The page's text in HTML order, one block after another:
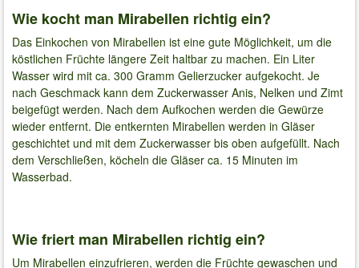
Wie kocht man Mirabellen richtig ein?
Das Einkochen von Mirabellen ist eine gute Möglichkeit, um die
köstlichen Früchte längere Zeit haltbar zu machen. Ein Liter
Wasser wird mit ca. 300 Gramm Gelierzucker aufgekocht. Je
nach Geschmack kann dem Zuckerwasser Anis, Nelken und Zimt
beigefügt werden. Nach dem Aufkochen werden die Gewürze
wieder entfernt. Die entkernten Mirabellen werden in Gläser
geschichtet und mit dem Zuckerwasser bis oben aufgefüllt. Nach
dem Verschließen, köcheln die Gläser ca. 15 Minuten im
Wasserbad.
Wie friert man Mirabellen richtig ein?
Um Mirabellen einzufrieren, werden die Früchte gewaschen und